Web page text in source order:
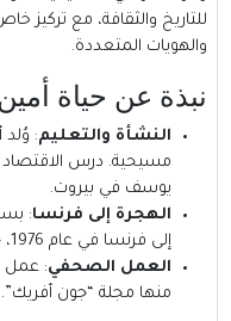
للتاريخ والثقافة، مع تركيز
والهويات المتعددة.
نبذة عن حياة
النشأة والتعليم:
مسيحية. درس الاقتصاد
يوسف في بيروت.
الهجرة إلى فرنسا:
إلى فرنسا في عام 1976، حيث استقر وعمل كصحفي وكاتب.
العمل الصحفي: عمل
منها مجلة “جون أفريك”.